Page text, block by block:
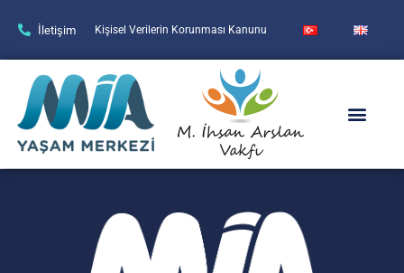
İletişim Kişisel Verilerin Korunması Kanunu